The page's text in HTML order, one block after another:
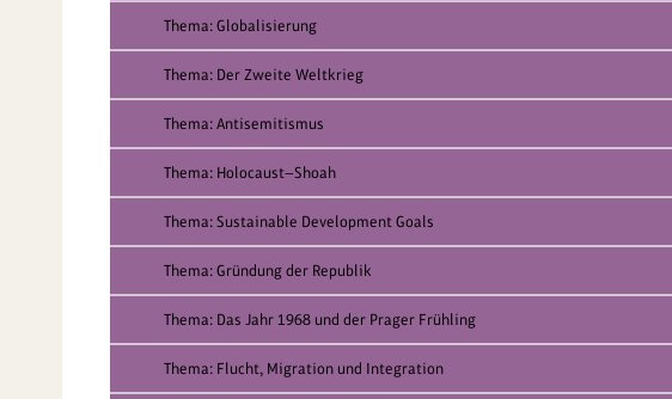
Thema: Globalisierung
Thema: Der Zweite Weltkrieg
Thema: Antisemitismus
Thema: Holocaust—Shoah
Thema: Sustainable Development Goals
Thema: Gründung der Republik
Thema: Das Jahr 1968 und der Prager Frühling
Thema: Flucht, Migration und Integration